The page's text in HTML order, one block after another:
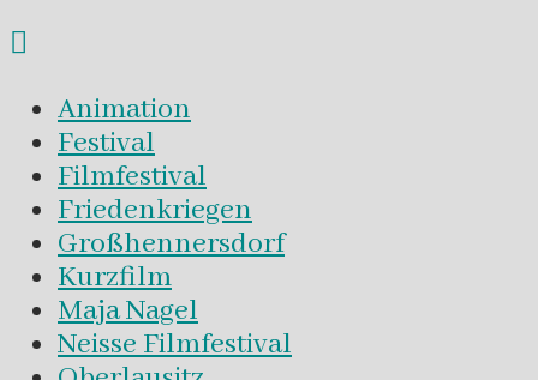
Animation
Festival
Filmfestival
Friedenkriegen
Großhennersdorf
Kurzfilm
Maja Nagel
Neisse Filmfestival